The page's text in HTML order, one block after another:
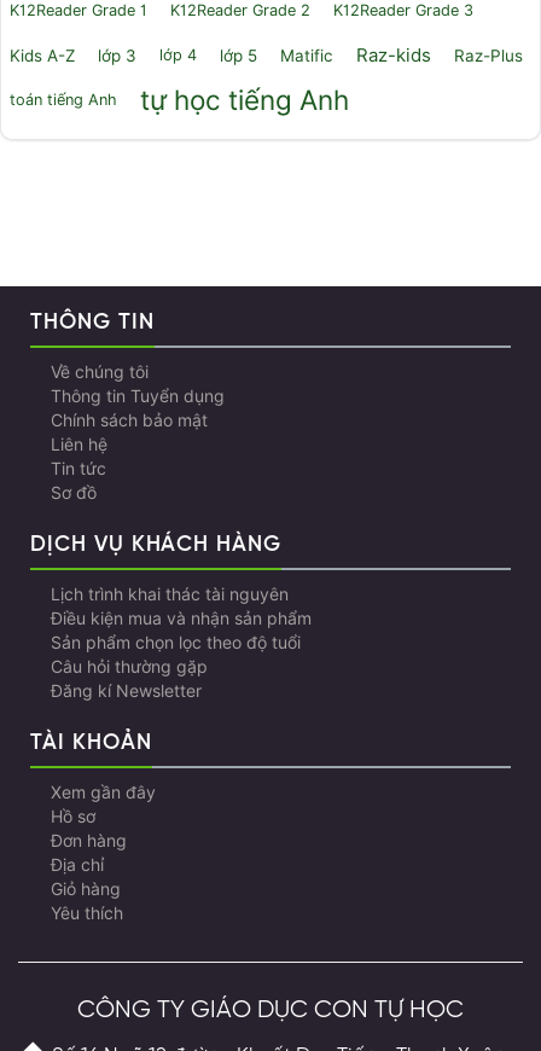
K12Reader Grade 1 K12Reader Grade 2 K12Reader Grade 3
Kids A-Z lớp 3 lớp 4 lớp 5 Matific Raz-kids Raz-Plus
toán tiếng Anh tự học tiếng Anh
THÔNG TIN
Về chúng tôi
Thông tin Tuyển dụng
Chính sách bảo mật
Liên hệ
Tin tức
Sơ đồ
DỊCH VỤ KHÁCH HÀNG
Lịch trình khai thác tài nguyên
Điều kiện mua và nhận sản phẩm
Sản phẩm chọn lọc theo độ tuổi
Câu hỏi thường gặp
Đăng kí Newsletter
TÀI KHOẢN
Xem gần đây
Hồ sơ
Đơn hàng
Địa chỉ
Giỏ hàng
Yêu thích
CÔNG TY GIÁO DỤC CON TỰ HỌC